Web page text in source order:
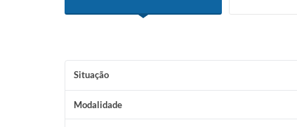
Situação
Modalidade